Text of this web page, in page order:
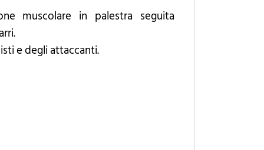
muscolare in palestra seguita
e degli attaccanti.